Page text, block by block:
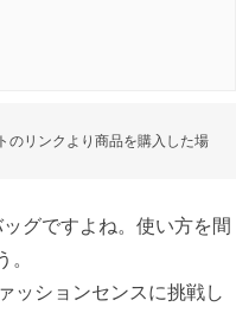
のリンクより商品を購入した場
グですよね。使い方を間
ッションセンスに挑戦し